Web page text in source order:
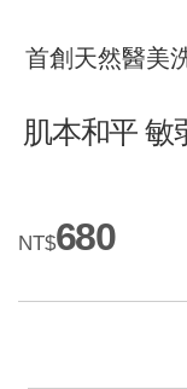
首創天然醫美
肌本和平 敏
NT$680